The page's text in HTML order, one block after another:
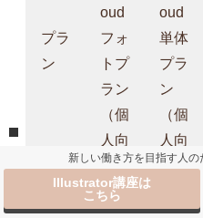
プラ
ン
oud
フォ
トプ
ラン
（個
人向
け）
oud
単体
プラ
ン
（個
人向
け）
新しい働き方を目指す人
Illustrator講座は
こちら